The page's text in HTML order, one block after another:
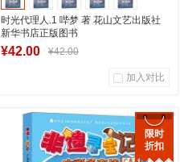
时光代理人.1 哔梦 著 花山文艺出版社
新华书店正版图书
¥42.00 ¥42.00
加入对比
商品销量
用户评论
湖南新华图书专营店
限时
折扣